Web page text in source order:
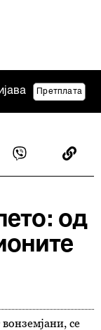
Претплата
од
се